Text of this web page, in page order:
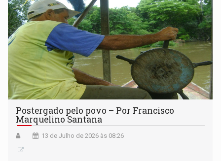
Postergado pelo povo – Por Francisco
Marquelino Santana
13 de Julho de 2026 às 08:26